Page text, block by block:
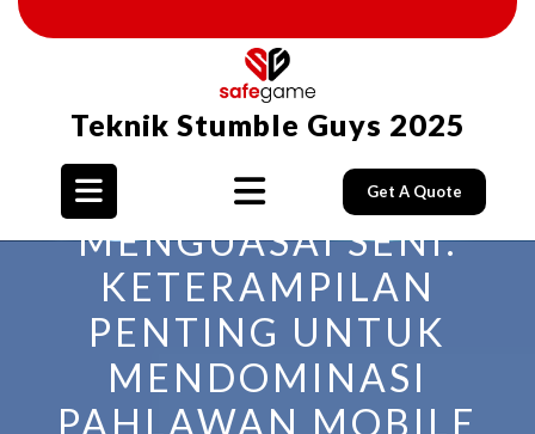
Skip
Teknik Stumble Guys 2025
Open
Button
Get A Quote
MENGUASAI SENI:
KETERAMPILAN
PENTING UNTUK
MENDOMINASI
PAHLAWAN MOBILE